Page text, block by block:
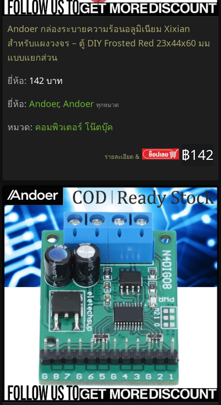
Andoer กล่องระบายความร้อนอลูมิเนียม Xixian
สำหรับแผงวงจร – ตู้ DIY Frosted Red 23x44x60 มม
แบบแยกส่วน
ยี่ห้อ: 142 บาท
ยี่ห้อ: Andoer, Andoer ทุกหมวด
หมวด: คอมพิวเตอร์ โน๊ตบุ๊ค
฿142
รายละเอียด &